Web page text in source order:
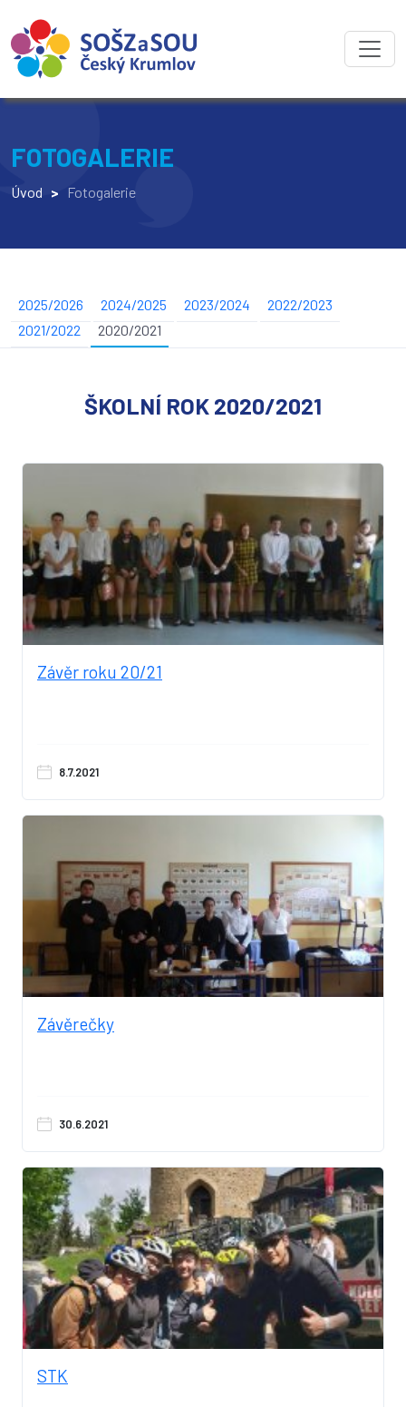
FOTOGALERIE
Úvod > Fotogalerie
2025/2026 2024/2025 2023/2024
2022/2023
2021/2022
2020/2021
ŠKOLNÍ ROK 2020/2021
Závěr roku 20/21
8.7.2021
Závěrečky
30.6.2021
STK